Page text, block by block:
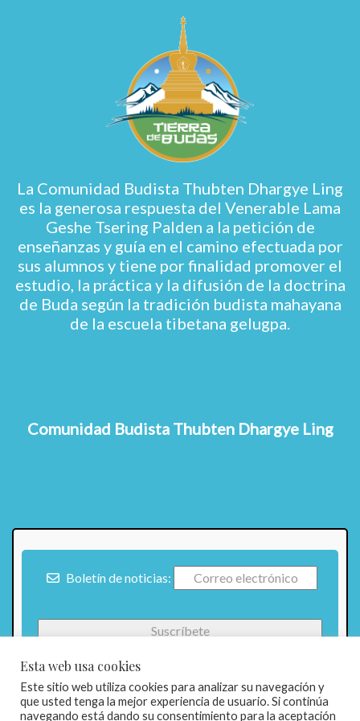
La Comunidad Budista Thubten Dhargye Ling
es la generosa respuesta del Venerable Lama
Geshe Tsering Palden a la petición de
enseñanzas y guía en el camino efectuada por
sus alumnos y tiene por finalidad promover el
estudio, la práctica y la difusión de la doctrina
de Buda según la tradición budista mahayana
de la escuela tibetana gelugpa.
Comunidad Budista Thubten Dhargye Ling
Boletín de noticias:
Esta web usa cookies
Este sitio web utiliza cookies para analizar su navegación y
que usted tenga la mejor experiencia de usuario. Si continúa
navegando está dando su consentimiento para la aceptación